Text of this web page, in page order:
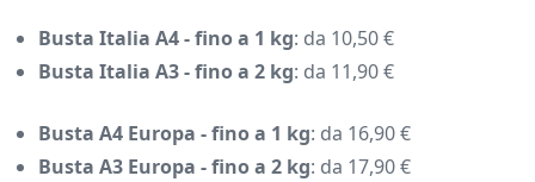
Busta Italia A4 - fino a 1 kg: da 10,50 €
Busta Italia A3 - fino a 2 kg: da 11,90 €
Busta A4 Europa - fino a 1 kg: da 16,90 €
Busta A3 Europa - fino a 2 kg: da 17,90 €